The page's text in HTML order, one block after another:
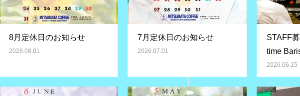
8月定休日のお知らせ
2026.08.01
7月定休日のお知らせ
2026.07.01
STAFF
time
2026.06.15